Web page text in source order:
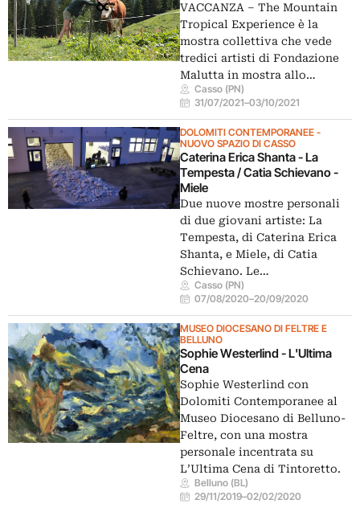
VACCANZA – The Mountain
Tropical Experience è la
mostra collettiva che vede
tredici artisti di Fondazione
Malutta in mostra allo…
Casso (PN)
31/07/2021–03/10/2021
DOLOMITI CONTEMPORANEE -
NUOVO SPAZIO DI CASSO
Caterina Erica Shanta - La
Tempesta / Catia Schievano -
Miele
Due nuove mostre personali
di due giovani artiste: La
Tempesta, di Caterina Erica
Shanta, e Miele, di Catia
Schievano. Le…
Casso (PN)
07/08/2020–20/09/2020
MUSEO DIOCESANO DI FELTRE E
BELLUNO
Sophie Westerlind - L'Ultima
Cena
Sophie Westerlind con
Dolomiti Contemporanee al
Museo Diocesano di Belluno-
Feltre, con una mostra
personale incentrata su
L’Ultima Cena di Tintoretto.
Belluno (BL)
29/11/2019–02/02/2020